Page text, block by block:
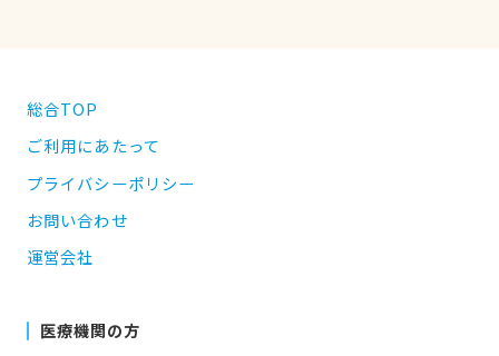
総合TOP
ご利用にあたって
プライバシーポリシー
お問い合わせ
運営会社
医療機関の方